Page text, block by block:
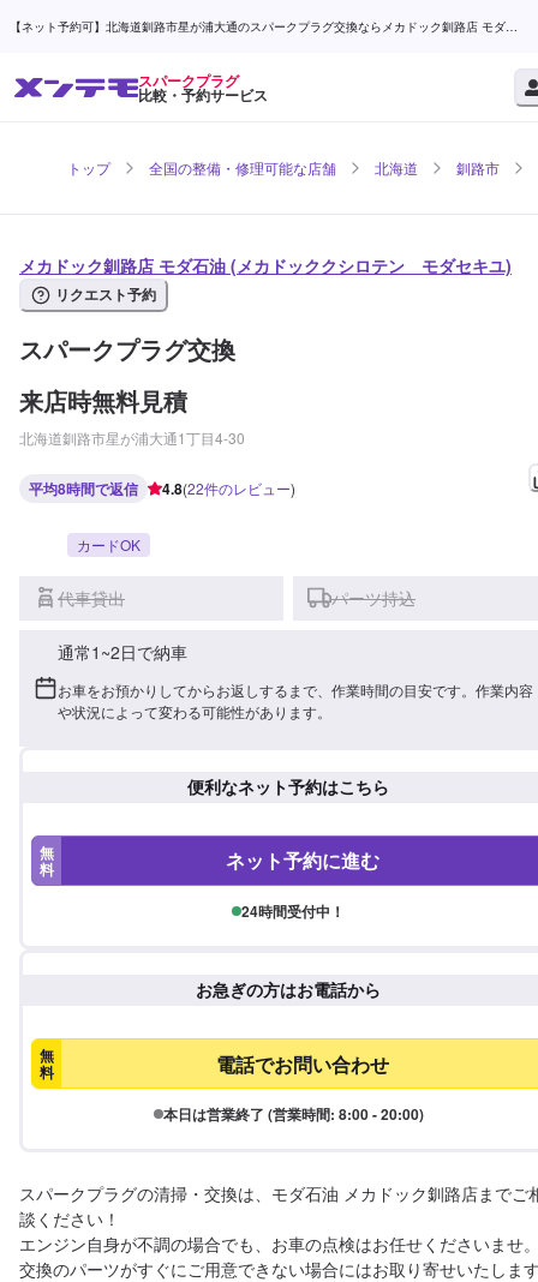
【ネット予約可】北海道釧路市星が浦大通のスパークプラグ交換ならメカドック釧路店 モダ石
スパークプラグ
比較・予約サービス
トップ 全国の整備・修理可能な店舗 北海道 釧路市
メカドック釧路店 モダ石油 (メカドッククシロテン モダセキユ)
リクエスト予約
スパークプラグ交換
来店時無料見積
北海道釧路市星が浦大通1丁目4-30
平均8時間で返信 4.8(22件のレビュー)
カードOK
代車貸出 パーツ持込
通常1~2日で納車
お車をお預かりしてからお返しするまで、作業時間の目安です。作業内容
や状況によって変わる可能性があります。
便利なネット予約はこちら
無
料 ネット予約に進む
24時間受付中！
お急ぎの方はお電話から
無
料 電話でお問い合わせ
本日は営業終了 (営業時間: 8:00 - 20:00)
スパークプラグの清掃・交換は、モダ石油 メカドック釧路店までご
談ください！
エンジン自身が不調の場合でも、お車の点検はお任せくださいませ
交換のパーツがすぐにご用意できない場合にはお取り寄せいたしま